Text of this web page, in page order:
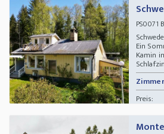
PS0071
Ein
Kamin
Preis: